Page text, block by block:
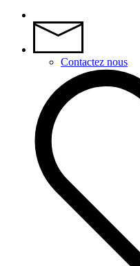
Contactez nous